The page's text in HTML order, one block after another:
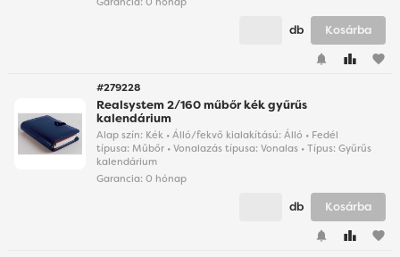
favorite
db Kosárba
#279228
Realsystem 2/160 műbőr kék gyűrűs
kalendárium
Alap szín: Kék • Álló/fekvő kialakítású: Álló • Fedél
típusa: Műbőr • Vonalazás típusa: Vonalas • Típus: Gyűrűs
kalendárium
Garancia: 0 hónap
favorite
db Kosárba